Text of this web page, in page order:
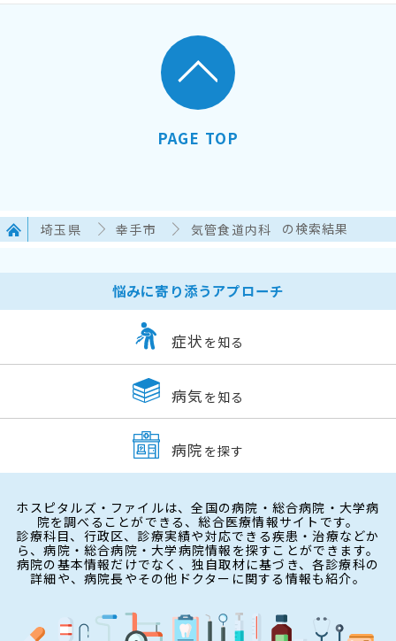
PAGE TOP
埼玉県 幸手市 気管食道内科 の検索結果
悩みに寄り添うアプローチ
症状 を知る
病気 を知る
病院 を探す
ホスピタルズ・ファイルは、全国の病院・総合病院・大学病
院を調べることができる、総合医療情報サイトです。
診療科目、行政区、診療実績や対応できる疾患・治療などか
ら、病院・総合病院・大学病院情報を探すことができます。
病院の基本情報だけでなく、独自取材に基づき、各診療科の
詳細や、病院長やその他ドクターに関する情報も紹介。